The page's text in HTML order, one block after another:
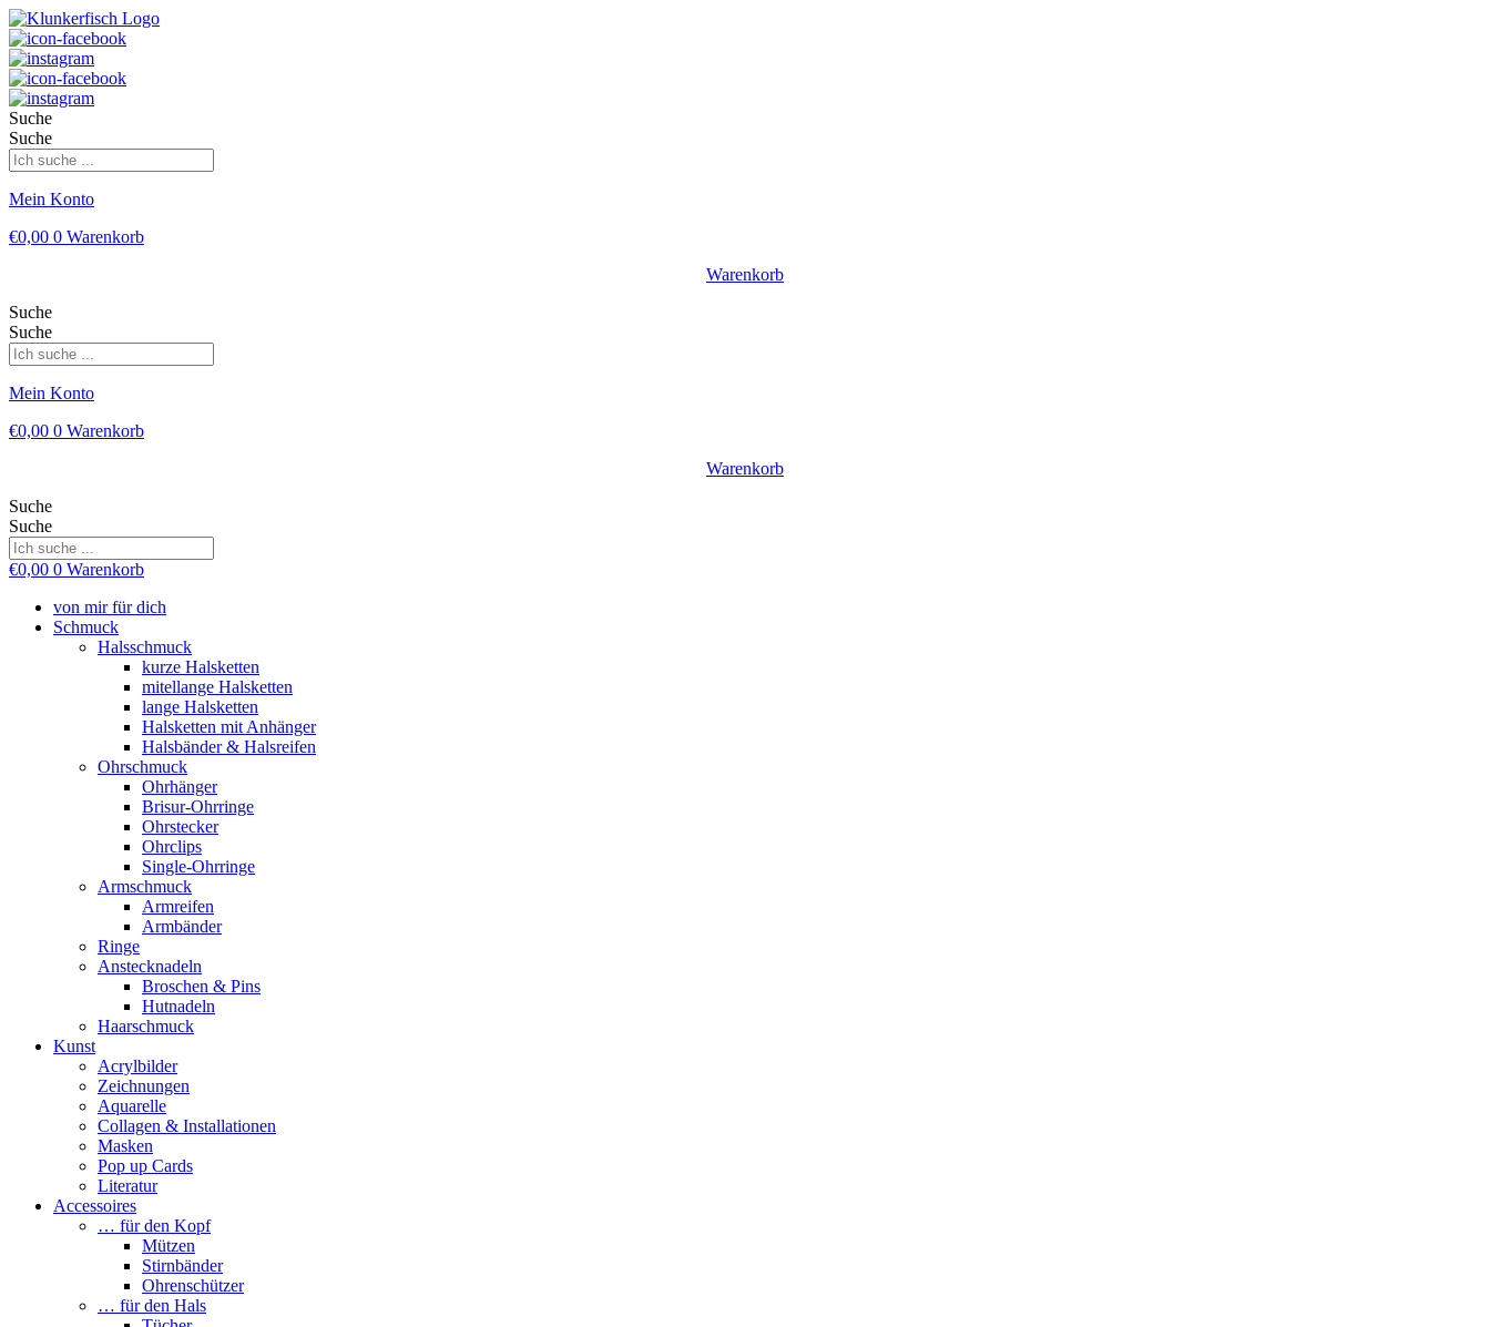
Suche
Suche
Mein Konto
€0,00 0 Warenkorb
Warenkorb
Suche
Suche
Mein Konto
€0,00 0 Warenkorb
Warenkorb
Suche
Suche
€0,00 0 Warenkorb
von mir für dich
Schmuck
Halsschmuck
kurze Halsketten
mitellange Halsketten
lange Halsketten
Halsketten mit Anhänger
Halsbänder & Halsreifen
Ohrschmuck
Ohrhänger
Brisur-Ohrringe
Ohrstecker
Ohrclips
Single-Ohrringe
Armschmuck
Armreifen
Armbänder
Ringe
Anstecknadeln
Broschen & Pins
Hutnadeln
Haarschmuck
Kunst
Acrylbilder
Zeichnungen
Aquarelle
Collagen & Installationen
Masken
Pop up Cards
Literatur
Accessoires
… für den Kopf
Mützen
Stirnbänder
Ohrenschützer
… für den Hals